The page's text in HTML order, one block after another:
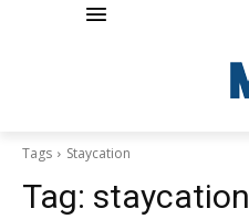
Tags Staycation
Tag: staycation